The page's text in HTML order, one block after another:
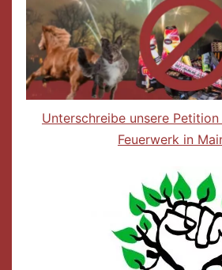
Unterschreibe unsere
Feuerwerk in